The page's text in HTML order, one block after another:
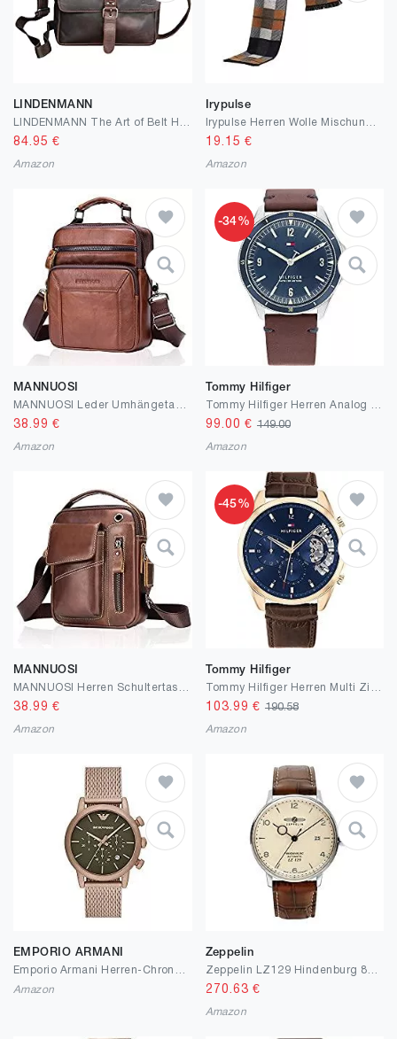
LINDENMANN
84.95 €
Amazon
Irypulse
19.15 €
Amazon
MANNUOSI
38.99 €
Amazon
-34%
Tommy Hilfiger
99.00 € 149.00
Amazon
MANNUOSI
38.99 €
Amazon
-45%
Tommy Hilfiger
103.99 € 190.58
Amazon
EMPORIO ARMANI
Amazon
Zeppelin
270.63 €
Amazon